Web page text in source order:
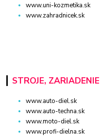
www.uni-kozmetika.sk
www.zahradnicek.sk
STROJE, ZARIADENIE
www.auto-diel.sk
www.auto-techna.sk
www.moto-diel.sk
www.profi-dielna.sk